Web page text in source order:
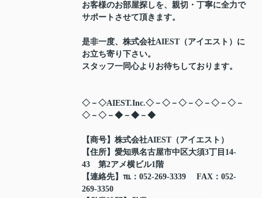
お客様のお部屋探しを、親切・丁寧に全力で
サポートさせて頂きます。
是非一度、株式会社AIEST（アイエスト）に
お立ち寄り下さい。
スタッフ一同心よりお待ちしております。
◇－◇AIEST.Inc.◇－◇－◇－◇－◇－◇－
◇－◇－◆－◆－◆
【商号】株式会社AIEST（アイエスト）
【住所】愛知県名古屋市中区大須3丁目14-
43 第2アメ横ビル1階
【連絡先】℡：052-269-3339 FAX：052-
269-3350